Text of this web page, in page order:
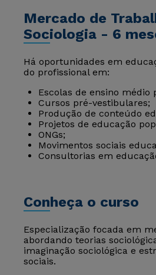
Mercado de
Sociologia - 6
Há oportunidades em
do profissional em:
Escolas de ensino médio
Cursos pré-vestibulares;
Produção de conteúdo
Projetos de educação
ONGs;
Movimentos sociais
Consultorias em
Conheça o curso
Especialização focada em
abordando teorias
imaginação sociológica e
sociais.